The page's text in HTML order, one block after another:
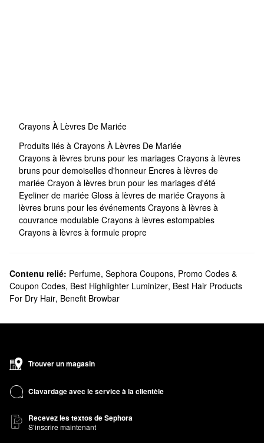
Crayons À Lèvres De Mariée
Produits liés à Crayons À Lèvres De Mariée
Crayons à lèvres bruns pour les mariages Crayons à lèvres
bruns pour demoiselles d'honneur Encres à lèvres de
mariée Crayon à lèvres brun pour les mariages d'été
Eyeliner de mariée Gloss à lèvres de mariée Crayons à
lèvres bruns pour les événements Crayons à lèvres à
couvrance modulable Crayons à lèvres estompables
Crayons à lèvres à formule propre
Contenu relié: Perfume, Sephora Coupons, Promo Codes &
Coupon Codes, Best Highlighter Luminizer, Best Hair Products
For Dry Hair, Benefit Browbar
Trouver un magasin
Clavardage avec le service à la clientèle
Recevez les textos de Sephora
S’inscrire maintenant